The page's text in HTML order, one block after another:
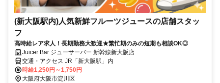
(新大阪駅内)人気新鮮フルーツジュースの店舗スタッ
フ
高時給レア求人！長期勤務大歓迎★繁忙期のみの短期も相談OK◎
Juicer Bar ジューサーバー 新幹線新大阪店
交通・アクセス JR「新大阪駅」内
時給1,250円～1,750円
大阪府大阪市淀川区